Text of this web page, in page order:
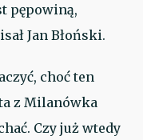
pępowiną,
Jan Błoński.
choć ten
z Milanówka
Czy już wtedy